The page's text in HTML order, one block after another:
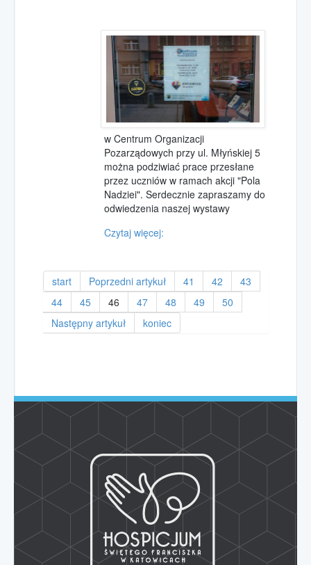
w Centrum Organizacji
Pozarządowych przy ul. Młyńskiej 5
można podziwiać prace przesłane
przez uczniów w ramach akcji "Pola
Nadziei". Serdecznie zapraszamy do
odwiedzenia naszej wystawy
Czytaj więcej:
start Poprzedni artykuł 41 42
43
44
45 46 47 48 49
50
Następny artykuł
koniec